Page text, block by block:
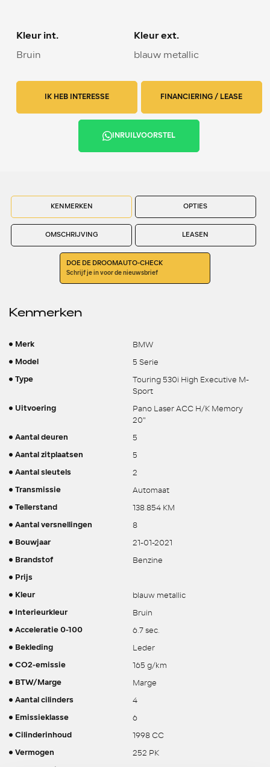
Kleur int.
Bruin
Kleur ext.
blauw metallic
IK HEB INTERESSE FINANCIERING / LEASE
INRUILVOORSTEL
KENMERKEN OPTIES
OMSCHRIJVING LEASEN
DOE DE DROOMAUTO-CHECK
Schrijf je in voor de nieuwsbrief
Kenmerken
Merk BMW
Model 5 Serie
Type
Touring 530i High Executive M-
Sport
Uitvoering
Pano Laser ACC H/K Memory
20"
Aantal deuren 5
Aantal zitplaatsen 5
Aantal sleutels 2
Transmissie Automaat
Tellerstand 138.854 KM
Aantal versnellingen 8
Bouwjaar 21-01-2021
Brandstof Benzine
Prijs
Kleur blauw metallic
Interieurkleur Bruin
Acceleratie 0-100 6.7 sec.
Bekleding Leder
CO2-emissie 165 g/km
BTW/Marge Marge
Aantal cilinders 4
Emissieklasse 6
Cilinderinhoud 1998 CC
Vermogen 252 PK